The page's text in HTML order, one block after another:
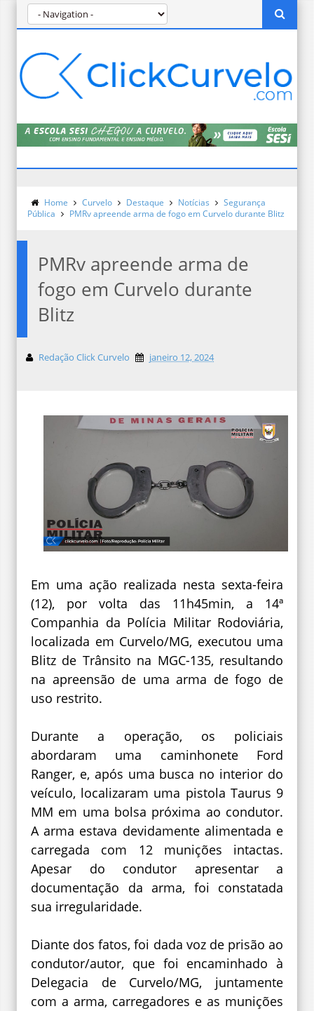
Home Curvelo Destaque Notícias
Segurança
Pública
PMRv apreende arma de fogo em Curvelo durante Blitz
PMRv apreende arma de
fogo em Curvelo durante
Blitz
Redação Click Curvelo janeiro 12, 2024
Em uma ação realizada nesta sexta-feira
(12), por volta das 11h45min, a 14ª
Companhia da Polícia Militar Rodoviária,
localizada em Curvelo/MG, executou uma
Blitz de Trânsito na MGC-135, resultando
na apreensão de uma arma de fogo de
uso restrito.
Durante a operação, os policiais
abordaram uma caminhonete Ford
Ranger, e, após uma busca no interior do
veículo, localizaram uma pistola Taurus 9
MM em uma bolsa próxima ao condutor.
A arma estava devidamente alimentada e
carregada com 12 munições intactas.
Apesar do condutor apresentar a
documentação da arma, foi constatada
sua irregularidade.
Diante dos fatos, foi dada voz de prisão ao
condutor/autor, que foi encaminhado à
Delegacia de Curvelo/MG, juntamente
com a arma, carregadores e as munições